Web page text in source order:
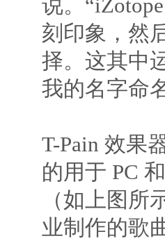
说。
刻印象，然
择。这其中
我的名字命
T-Pain 效果
的用于 PC
（如上图所
业制作的歌